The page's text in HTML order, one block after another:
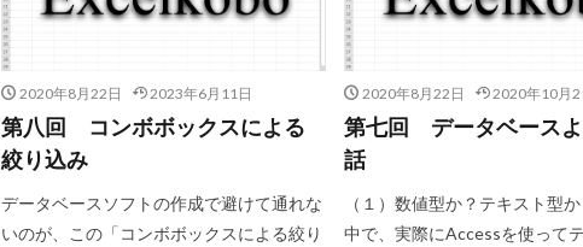
2020年8月22日 2023年6月11日
第八回 コンボボックスによる
絞り込み
データベースソフトの作成で避けて通れな
いのが、この「コンボボックスによる絞り
2020年8月22日 2020年10月
第七回 データベースよ
話
（１）数値型か？テキスト型
中で、実際にAccessを使って